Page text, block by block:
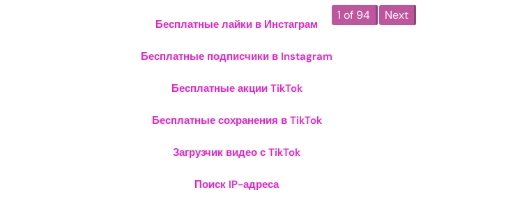
Бесплатные лайки в Инстаграм
Бесплатные подписчики в Instagram
Бесплатные акции TikTok
Бесплатные сохранения в TikTok
Загрузчик видео с TikTok
Поиск IP-адреса
1 of 94 Next